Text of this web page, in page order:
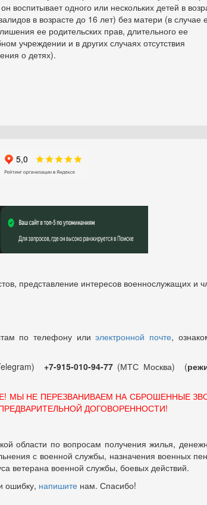
воспитывает одного или нескольких детей в
в возрасте до 16 лет) без матери (в случае
ее родительских прав, длительного ее
учреждении и в других случаях отсутствия
о детях).
представление интересов военнослужащих и
по телефону илиэлектронной почте,
+7-915-010-94-77 (МТС Москва) (
МЫ НЕ ПЕРЕЗВАНИВАЕМ НА СБРОШЕННЫЕ
ДОГОВОРЕННОСТИ!
области по вопросам получения жилья,
с военной службы, назначения военных
ветерана военной службы, боевых действий.
ошибку, напишите нам. Спасибо!